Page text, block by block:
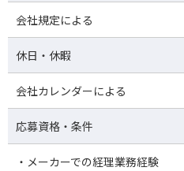
会社規定による
休日・休暇
会社カレンダーによる
応募資格・条件
・メーカーでの経理業